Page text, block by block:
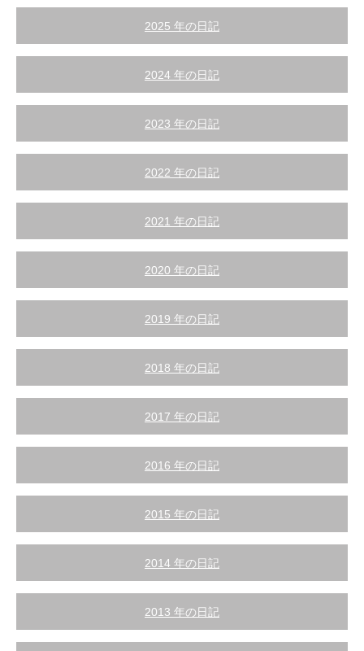
2025 年の日記
2024 年の日記
2023 年の日記
2022 年の日記
2021 年の日記
2020 年の日記
2019 年の日記
2018 年の日記
2017 年の日記
2016 年の日記
2015 年の日記
2014 年の日記
2013 年の日記